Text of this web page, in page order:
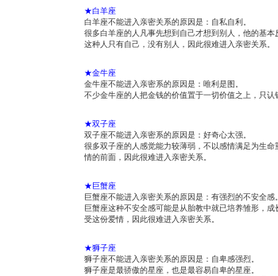
es
t
★白羊座
白羊座不能进入亲密关系的原因是：自私自利。
很多白羊座的人凡事先想到自己才想到别人，他的基
这种人只有自己，没有别人，因此很难进入亲密关系。
★金牛座
金牛座不能进入亲密系的原因是：唯利是图。
不少金牛座的人把金钱的价值置于一切价值之上，只
★双子座
双子座不能进入亲密系的原因是：好奇心太强。
很多双子座的人感觉能力较薄弱，不以感情满足为生
情的前面，因此很难进入亲密关系。
★巨蟹座
巨蟹座不能进入亲密关系的原因是：有强烈的不安全感。
巨蟹座这种不安全感可能是从胎教中就已培养雏形，
受这份爱情，因此很难进入亲密关系。
★狮子座
狮子座不能进入亲密关系的原因是：自卑感强烈。
狮子座是最骄傲的星座，也是最容易自卑的星座。